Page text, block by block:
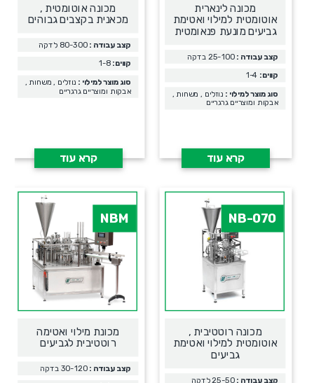
מכונה אוטומטית ,
מכאנית בקצבים גבוהים
קצב עבודה : 80-300 לדקה
קווים: 1-8
סוג מוצר למילוי : נוזלים , משחות ,
אבקות ומוצריים גרגריים
קרא עוד
מכונה לינארית
אוטומטית למילוי ואטימת
גביעים מונעת פנאומטית
קצב עבודה : 25-100 בדקה
קווים:
סוג מוצר למילוי : נוזלים , משחות ,
אבקות ומוצריים גרגריים
קרא עוד
NBM
מכונת מילוי ואטימה
רוטטיבית לגביעים
קצב עבודה : 30-120 בדקה
NB-070
מכונה רוטטיבית ,
אוטומטית למילוי ואטימת
גביעים
קצב עבודה : 25-50 לדקה